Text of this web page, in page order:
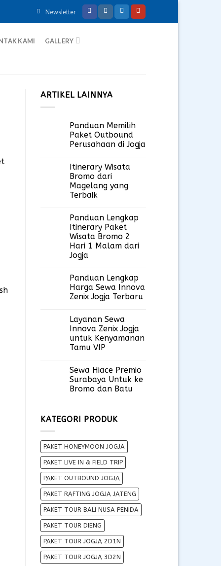
Newsletter
KAMI
GALLERY
ARTIKEL LAINNYA
Panduan Memilih
Paket Outbound
Perusahaan di Jogja
Itinerary Wisata
Bromo dari
Magelang yang
Terbaik
Panduan Lengkap
Itinerary Paket
Wisata Bromo 2
Hari 1 Malam dari
Jogja
Panduan Lengkap
Harga Sewa Innova
Zenix Jogja Terbaru
Layanan Sewa
Innova Zenix Jogja
untuk Kenyamanan
Tamu VIP
Sewa Hiace Premio
Surabaya Untuk ke
Bromo dan Batu
KATEGORI PRODUK
PAKET HONEYMOON JOGJA
PAKET LIVE IN & FIELD TRIP
PAKET OUTBOUND JOGJA
PAKET RAFTING JOGJA JATENG
PAKET TOUR BALI NUSA PENIDA
PAKET TOUR DIENG
PAKET TOUR JOGJA 2D1N
PAKET TOUR JOGJA 3D2N